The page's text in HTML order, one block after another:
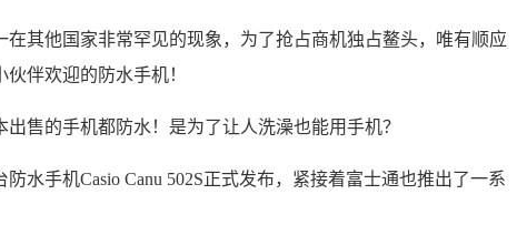
在其他国家非常罕见的现象，为了抢占商机独占鳌头，唯有顺应
伴欢迎的防水手机！
防水手机Casio Canu 502S正式发布，紧接着富士通也推出了一系